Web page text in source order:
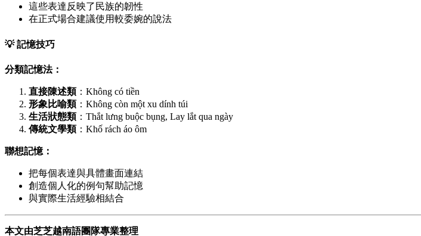
這些表達反映了民族的韌性
在正式場合建議使用較委婉的說法
💡 記憶技巧
分類記憶法：
直接陳述類：Không có tiền
形象比喻類：Không còn một xu dính túi
生活狀態類：Thắt lưng buộc bụng, Lay lắt qua ngày
傳統文學類：Khố rách áo ôm
聯想記憶：
把每個表達與具體畫面連結
創造個人化的例句幫助記憶
與實際生活經驗相結合
本文由芝芝越南語團隊專業整理